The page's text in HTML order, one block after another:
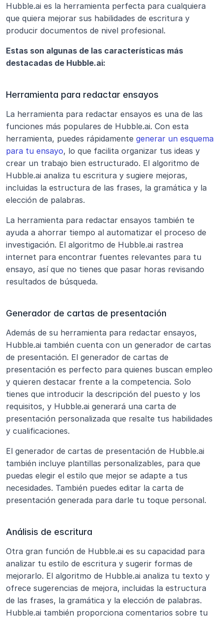
Hubble.ai es la herramienta perfecta para cualquiera
que quiera mejorar sus habilidades de escritura y
producir documentos de nivel profesional.
Estas son algunas de las características más
destacadas de Hubble.ai:
Herramienta para redactar ensayos
La herramienta para redactar ensayos es una de las
funciones más populares de Hubble.ai. Con esta
herramienta, puedes rápidamente generar un esquema
para tu ensayo, lo que facilita organizar tus ideas y
crear un trabajo bien estructurado. El algoritmo de
Hubble.ai analiza tu escritura y sugiere mejoras,
incluidas la estructura de las frases, la gramática y la
elección de palabras.
La herramienta para redactar ensayos también te
ayuda a ahorrar tiempo al automatizar el proceso de
investigación. El algoritmo de Hubble.ai rastrea
internet para encontrar fuentes relevantes para tu
ensayo, así que no tienes que pasar horas revisando
resultados de búsqueda.
Generador de cartas de presentación
Además de su herramienta para redactar ensayos,
Hubble.ai también cuenta con un generador de cartas
de presentación. El generador de cartas de
presentación es perfecto para quienes buscan empleo
y quieren destacar frente a la competencia. Solo
tienes que introducir la descripción del puesto y los
requisitos, y Hubble.ai generará una carta de
presentación personalizada que resalte tus habilidades
y cualificaciones.
El generador de cartas de presentación de Hubble.ai
también incluye plantillas personalizables, para que
puedas elegir el estilo que mejor se adapte a tus
necesidades. También puedes editar la carta de
presentación generada para darle tu toque personal.
Análisis de escritura
Otra gran función de Hubble.ai es su capacidad para
analizar tu estilo de escritura y sugerir formas de
mejorarlo. El algoritmo de Hubble.ai analiza tu texto y
ofrece sugerencias de mejora, incluidas la estructura
de las frases, la gramática y la elección de palabras.
Hubble.ai también proporciona comentarios sobre tu